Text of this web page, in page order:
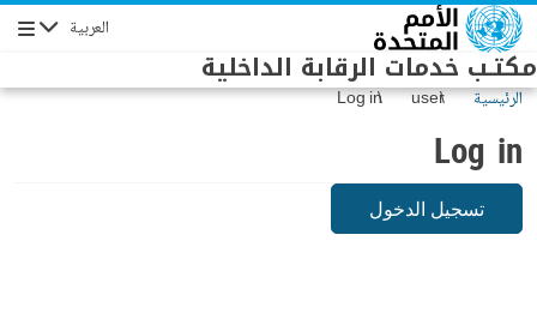
Skip to main content العربية
مكتـب خدمات الرقابة الداخلية
الرئيسية user
Log in
Log in
تسجيل الدخول